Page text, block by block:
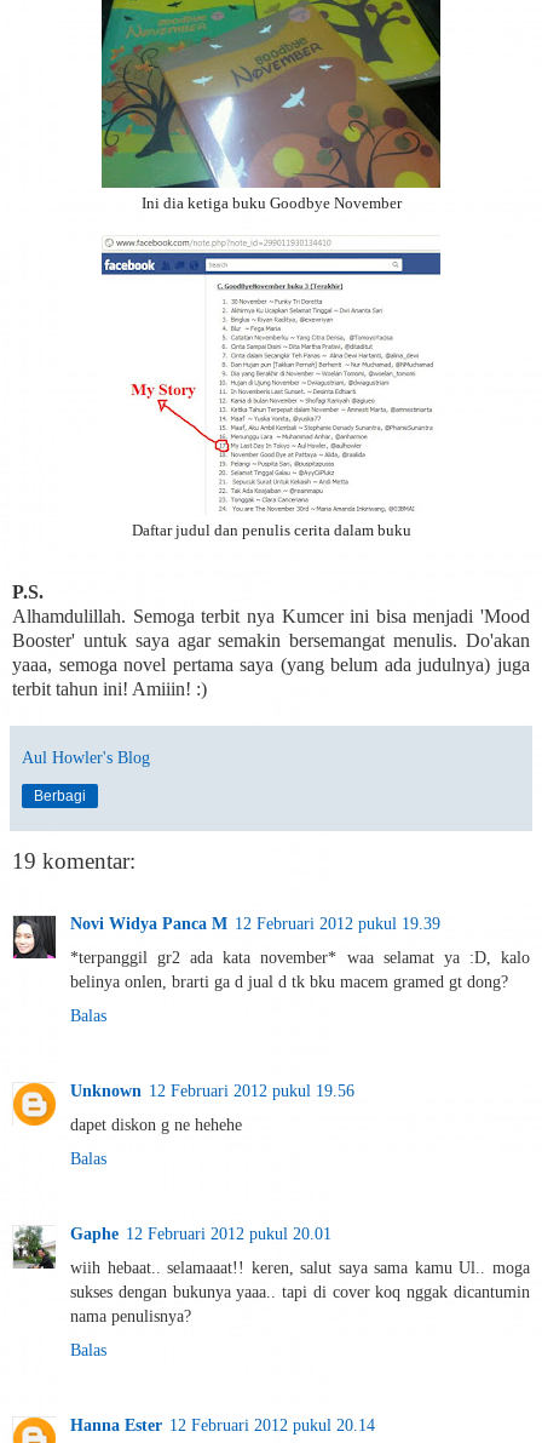
Ini dia ketiga buku Goodbye November
Daftar judul dan penulis cerita dalam buku
P.S.
Alhamdulillah. Semoga terbit nya Kumcer ini bisa menjadi 'Mood
Booster' untuk saya agar semakin bersemangat menulis. Do'akan
yaaa, semoga novel pertama saya (yang belum ada judulnya) juga
terbit tahun ini! Amiiin! :)
Aul Howler's Blog
Berbagi
19 komentar:
Novi Widya Panca M 12 Februari 2012 pukul 19.39
*terpanggil gr2 ada kata november* waa selamat ya :D, kalo
belinya onlen, brarti ga d jual d tk bku macem gramed gt dong?
Balas
Unknown 12 Februari 2012 pukul 19.56
dapet diskon g ne hehehe
Balas
Gaphe 12 Februari 2012 pukul 20.01
wiih hebaat.. selamaaat!! keren, salut saya sama kamu Ul.. moga
sukses dengan bukunya yaaa.. tapi di cover koq nggak dicantumin
nama penulisnya?
Balas
Hanna Ester 12 Februari 2012 pukul 20.14